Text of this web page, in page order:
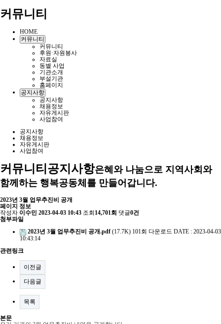
커뮤니티
HOME
커뮤니티
커뮤니티
후원·자원봉사
자료실
동별 사업
기관소개
부설기관
홈페이지
공지사항
공지사항
채용정보
자유게시판
사업참여
공지사항
채용정보
자유게시판
사업참여
커뮤니티 공지사항은혜와 나눔으로 지역사회와
함께하는 행복공동체를 만들어갑니다.
2023년 3월 업무추진비 공개
페이지 정보
작성자 이수민 2023-04-03 10:43 조회 14,701회 댓글0건
첨부파일
2023년 3월 업무추진비 공개.pdf(17.7K) 101회 다운로드 DATE : 2023-04-03
10:43:14
관련링크
이전글
다음글
목록
본문